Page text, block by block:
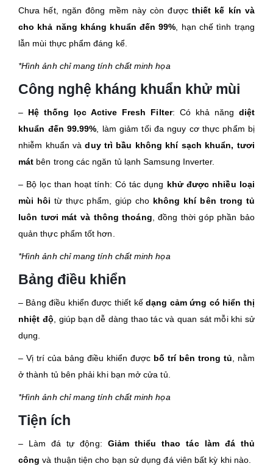
Chưa hết, ngăn đông mềm này còn được thiết kế kín và
cho khả năng kháng khuẩn đến 99%, hạn chế tình trạng
lẫn mùi thực phẩm đáng kể.
*Hình ảnh chỉ mang tính chất minh họa
Công nghệ kháng khuẩn khử mùi
– Hệ thống lọc Active Fresh Filter: Có khả năng diệt
khuẩn đến 99.99%, làm giảm tối đa nguy cơ thực phẩm bị
nhiễm khuẩn và duy trì bầu không khí sạch khuẩn, tươi
mát bên trong các ngăn tủ lạnh Samsung Inverter.
– Bộ lọc than hoạt tính: Có tác dụng khử được nhiều loại
mùi hôitừ thực phẩm, giúp cho không khí bên trong tủ
luôn tươi mát và thông thoáng, đồng thời góp phần bảo
quản thực phẩm tốt hơn.
*Hình ảnh chỉ mang tính chất minh họa
Bảng điều khiển
– Bảng điều khiển được thiết kếdạng cảm ứng có hiển thị
nhiệt độ, giúp bạn dễ dàng thao tác và quan sát mỗi khi sử
dụng.
– Vị trí của bảng điều khiển được bố trí bên trong tủ, nằm
ở thành tủ bên phải khi bạn mở cửa tủ.
*Hình ảnh chỉ mang tính chất minh họa
Tiện ích
– Làm đá tự động: Giảm thiểu thao tác làm đá thủ
công và thuận tiện cho bạn sử dụng đá viên bất kỳ khi nào.